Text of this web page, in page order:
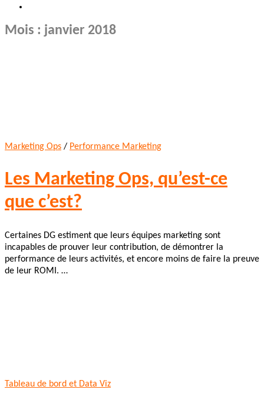
Mois : janvier 2018
Marketing Ops / Performance Marketing
Les Marketing Ops, qu’est-ce
que c’est?
Certaines DG estiment que leurs équipes marketing sont
incapables de prouver leur contribution, de démontrer la
performance de leurs activités, et encore moins de faire la preuve
de leur ROMI. …
Tableau de bord et Data Viz